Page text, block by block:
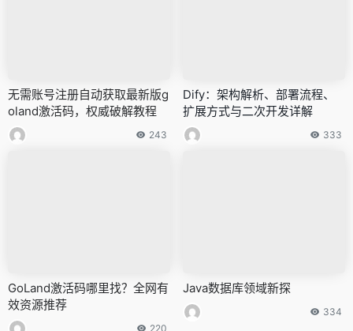
无需账号注册自动获取最新版g
oland激活码，权威破解教程
243
Dify：架构解析、部署流程、
扩展方式与二次开发详解
333
GoLand激活码哪里找？全网有
效资源推荐
220
Java数据库领域新探
334